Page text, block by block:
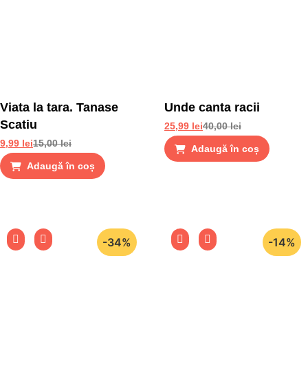
Viata la tara. Tanase
Scatiu
15,00lei
9,99 lei
Adaugă în coș
Unde canta racii
40,00lei
25,99 lei
Adaugă în coș
-34% -14%